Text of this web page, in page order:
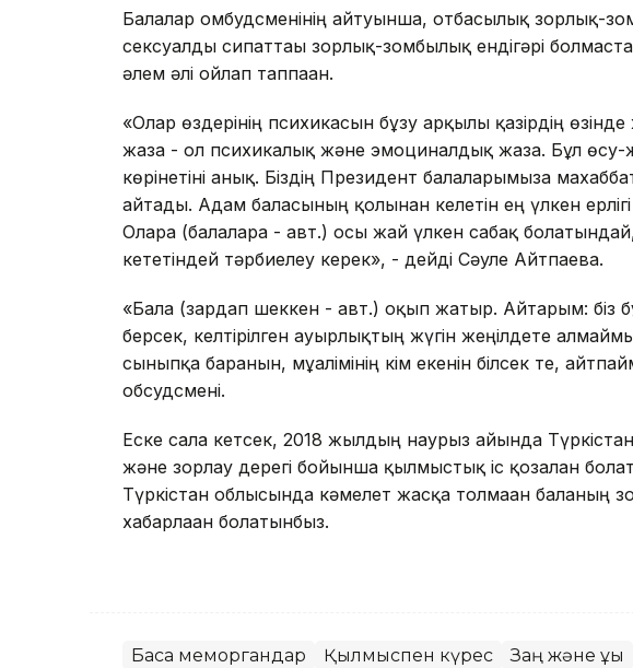
Балалар омбудсменінің айтуынша, отбасылық зорлық-
сексуалды сипаттағы зорлық-зомбылық ендігәрі
әлем әлі ойлап таппаған.
«Олар өздерінің психикасын бұзу арқылы қазірдің
жаза - ол психикалық және эмоциналдық жаза. Бұл өсу-
көрінетіні анық. Біздің Президент балаларымызға
айтады. Адам баласының қолынан келетін ең үлкен
Оларға (балаларға - авт.) осы жай үлкен сабақ
кететіндей тәрбиелеу керек», - дейді Сәуле Айтпаева.
«Бала (зардап шеккен - авт.) оқып жатыр. Айтарым: біз
берсек, келтірілген ауырлықтың жүгін жеңілдете
сыныпқа барғанын, мұғалімінің кім екенін білсек те,
обсудсмені.
Еске сала кетсек, 2018 жылдың наурыз айында
және зорлау дерегі бойынша қылмыстық іс қозғалған
Түркістан облысында кәмелет жасқа толмаған баланың
хабарлаған болатынбыз.
Басқа меморгандар Қылмыспен күрес Заң және құқық